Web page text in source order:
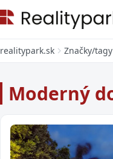
realitypark.sk Značky/tagy
Moderný